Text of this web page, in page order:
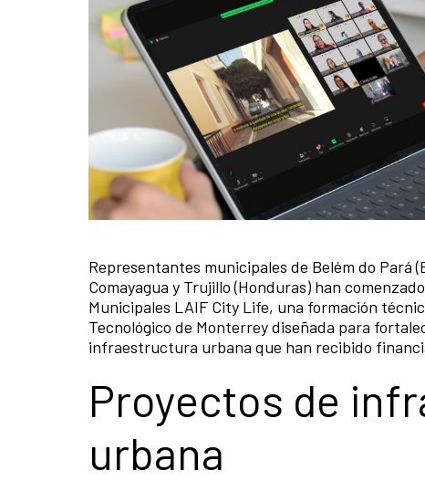
Contenido de la noticia
Representantes municipales de Belém do Pará
Comayagua y Trujillo (Honduras) han
Municipales LAIF City Life, una formación
Tecnológico de Monterrey diseñada para
infraestructura urbana que han recibido
Proyectos de
urbana